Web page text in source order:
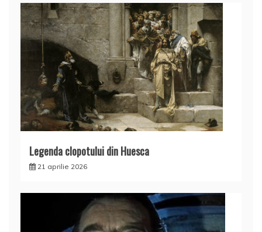
Legenda clopotului din Huesca
21 aprilie 2026